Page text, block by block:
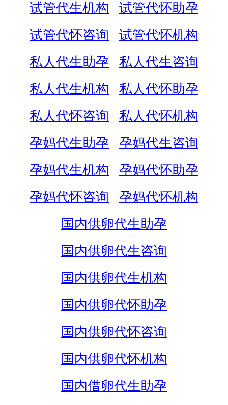
试管代生机构
试管代怀助孕
试管代怀咨询
试管代怀机构
私人代生助孕
私人代生咨询
私人代生机构
私人代怀助孕
私人代怀咨询
私人代怀机构
孕妈代生助孕
孕妈代生咨询
孕妈代生机构
孕妈代怀助孕
孕妈代怀咨询
孕妈代怀机构
国内供卵代生助孕
国内供卵代生咨询
国内供卵代生机构
国内供卵代怀助孕
国内供卵代怀咨询
国内供卵代怀机构
国内借卵代生助孕